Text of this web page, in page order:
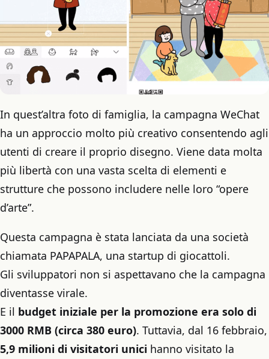
In quest’altra foto di famiglia, la campagna WeChat
ha un approccio molto più creativo consentendo agli
utenti di creare il proprio disegno. Viene data molta
più libertà con una vasta scelta di elementi e
strutture che possono includere nelle loro “opere
d’arte”.
Questa campagna è stata lanciata da una società
chiamata PAPAPALA, una startup di giocattoli.
Gli sviluppatori non si aspettavano che la campagna
diventasse virale.
E il budget iniziale per la promozione era solo di
3000 RMB (circa 380 euro). Tuttavia, dal 16 febbraio,
5,9 milioni di visitatori unici hanno visitato la